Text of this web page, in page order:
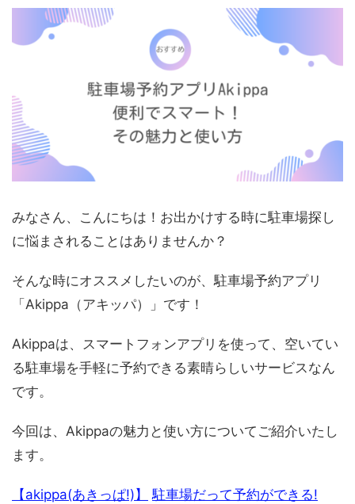
みなさん、こんにちは！お出かけする時に駐車場探し
に悩まされることはありませんか？
そんな時にオススメしたいのが、駐車場予約アプリ
「Akippa（アキッパ）」です！
Akippaは、スマートフォンアプリを使って、空いてい
る駐車場を手軽に予約できる素晴らしいサービスなん
です。
今回は、Akippaの魅力と使い方についてご紹介いたし
ます。
【akippa(あきっぱ!)】 駐車場だって予約ができる!